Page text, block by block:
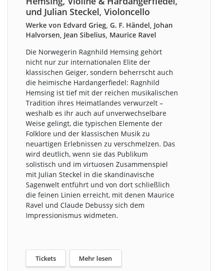
und Julian Steckel, Violoncello
Werke von Edvard Grieg, G. F. Händel, Johan
Halvorsen, Jean Sibelius, Maurice Ravel
Die Norwegerin Ragnhild Hemsing gehört
nicht nur zur internationalen Elite der
klassischen Geiger, sondern beherrscht auch
die heimische Hardangerfiedel: Ragnhild
Hemsing ist tief mit der reichen musikalischen
Tradition ihres Heimatlandes verwurzelt –
weshalb es ihr auch auf unverwechselbare
Weise gelingt, die typischen Elemente der
Folklore und der klassischen Musik zu
neuartigen Erlebnissen zu verschmelzen. Das
wird deutlich, wenn sie das Publikum
solistisch und im virtuosen Zusammenspiel
mit Julian Steckel in die skandinavische
Sagenwelt entführt und von dort schließlich
die feinen Linien erreicht, mit denen Maurice
Ravel und Claude Debussy sich dem
Impressionismus widmeten.
Tickets Mehr lesen